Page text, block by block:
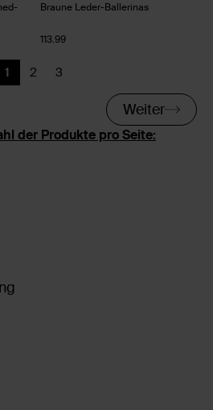
Braune Leder-Ballerinas
113.99
der Produkte pro Seite:
Aktuelle Seite
1
Zurück
2
Zurück
3
Weiter